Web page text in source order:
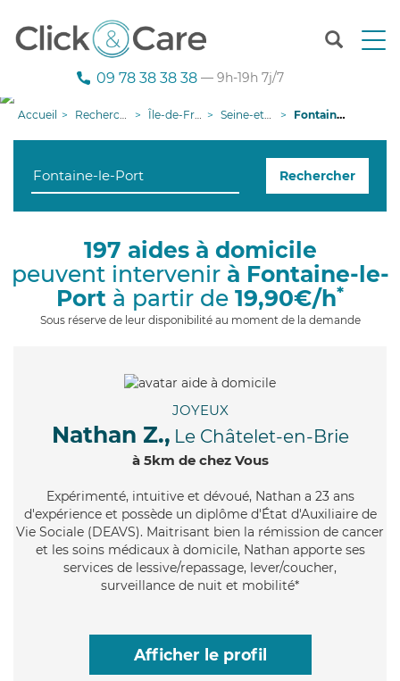
T
n
g
i
09 78 38 38 38 — 9h-19h 7j/7
Accueil Recherche aide à domicile Île-de-France Seine-et-Marne Fontaine-le-Port
Rechercher
197 aides à domicile
peuvent intervenir à Fontaine-le-
Port à partir de 19,90€/h*
Sous réserve de leur disponibilité au moment de la demande
JOYEUX
Nathan Z., Le Châtelet-en-Brie
à 5km de chez Vous
Expérimenté, intuitive et dévoué, Nathan a 23 ans
d'expérience et possède un diplôme d'État d'Auxiliaire de
Vie Sociale (DEAVS). Maitrisant bien la rémission de cancer
et les soins médicaux à domicile, Nathan apporte ses
services de lessive/repassage, lever/coucher,
surveillance de nuit et mobilité*
Afficher le profil